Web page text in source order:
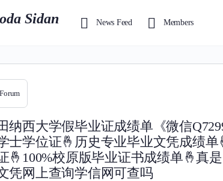
News Feed Members
纳西大学假毕业证成绩单《微信
士学位证🤞历史专业毕业文凭成绩
🤞100%校原版毕业证书成绩单🤞真
凭网上查询学信网可查吗